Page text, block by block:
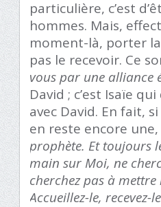
particulière, c’est
hommes. Mais,
moment-là, porter
pas le recevoir. Ce
vous par une alliance
David ; c’est Isaïe
avec David. En fait,
en reste encore une,
prophète. Et toujours
main sur Moi, ne
cherchez pas à
Accueillez-le, recevez-le